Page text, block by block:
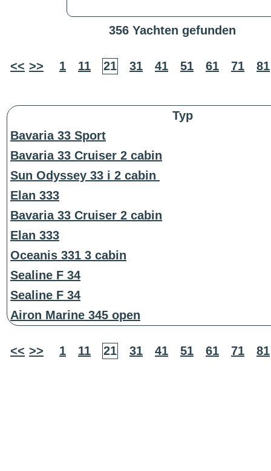
356 Yachten gefunden
<< >> 1 11 21 31 41 51 61 71 81
Typ
Bavaria 33 Sport
Bavaria 33 Cruiser 2 cabin
Sun Odyssey 33 i 2 cabin
Elan 333
Bavaria 33 Cruiser 2 cabin
Elan 333
Oceanis 331 3 cabin
Sealine F 34
Sealine F 34
Airon Marine 345 open
<< >> 1 11 21 31 41 51 61 71 81